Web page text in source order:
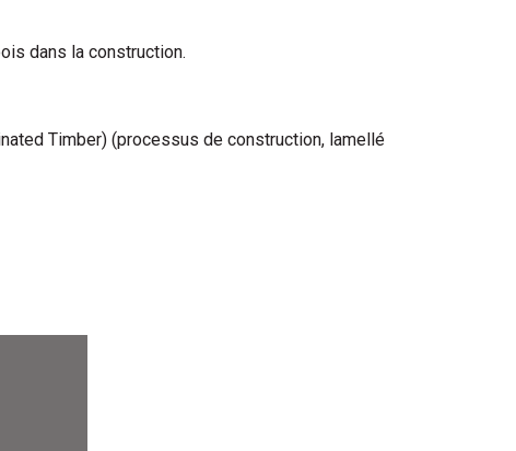
dans la construction.
Timber) (processus de construction, lamellé